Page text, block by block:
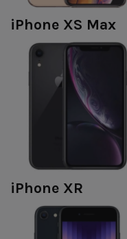
iPhone XS Max
iPhone XR